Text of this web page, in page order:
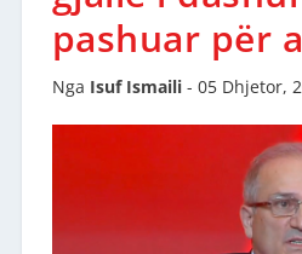
pashuar për
Nga Isuf Ismaili- 05 Dhjetor,